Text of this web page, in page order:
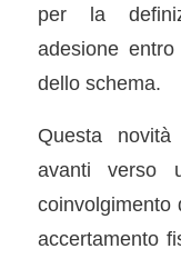
per la
adesione
dello schema.
Questa
avanti verso
coinvolgimento
accertamento